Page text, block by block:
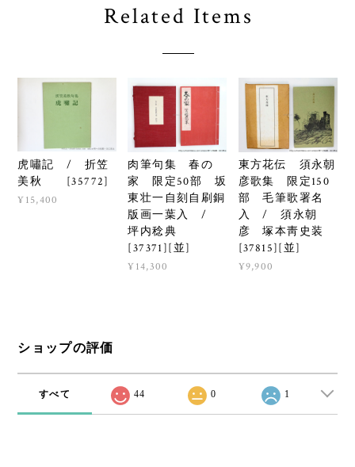
Related Items
虎嘯記 / 折笠
美秋 [35772]
¥15,400
肉筆句集 春の
家 限定50部 坂
東壮一自刻自刷銅
版画一葉入 /
坪内稔典
[37371][並]
¥14,300
東方花伝 須永朝
彦歌集 限定150
部 毛筆歌署名
入 / 須永朝
彦 塚本靑史装
[37815][並]
¥9,900
ショップの評価
すべて 44 0 1